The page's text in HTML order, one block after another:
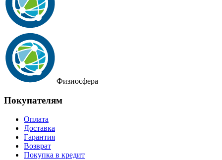
Физиосфера
Покупателям
Оплата
Доставка
Гарантия
Возврат
Покупка в кредит